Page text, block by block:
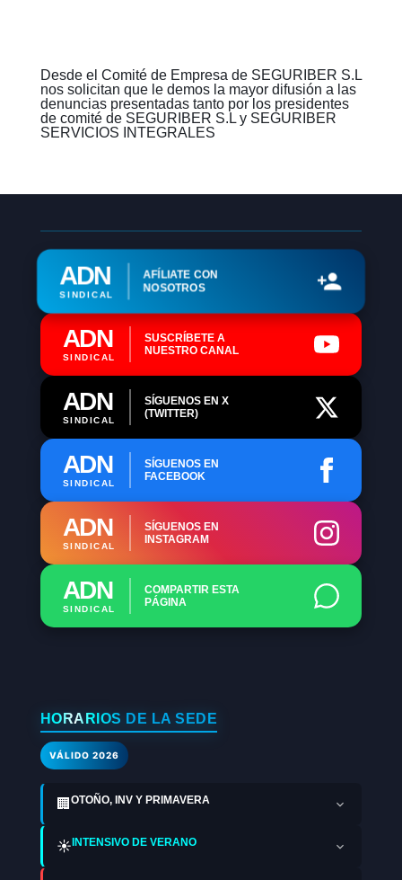
Desde el Comité de Empresa de SEGURIBER S.L
nos solicitan que le demos la mayor difusión a las
denuncias presentadas tanto por los presidentes
de comité de SEGURIBER S.L y SEGURIBER
SERVICIOS INTEGRALES
ADN
SINDICAL
AFÍLIATE CON
NOSOTROS
ADN
SINDICAL
SUSCRÍBETE A
NUESTRO CANAL
ADN
SINDICAL
SÍGUENOS EN X
(TWITTER)
ADN
SINDICAL
SÍGUENOS EN
FACEBOOK
ADN
SINDICAL
SÍGUENOS EN
INSTAGRAM
ADN
SINDICAL
COMPARTIR ESTA
PÁGINA
HORARIOS DE LA SEDE
VÁLIDO 2026
🏢 OTOÑO, INV Y PRIMAVERA
☀️INTENSIVO DE VERANO